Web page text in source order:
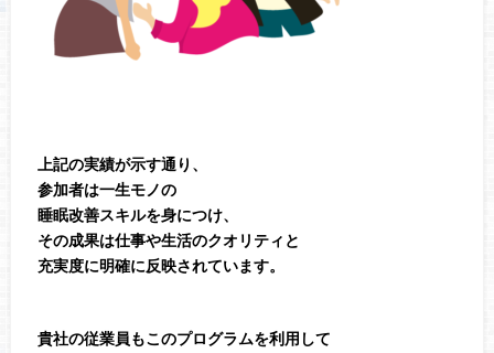
上記の実績が示す通り、
参加者は一生モノの
睡眠改善スキルを身につけ、
その成果は仕事や生活のクオリティと
充実度に明確に反映されています。
貴社の従業員もこのプログラムを利用して